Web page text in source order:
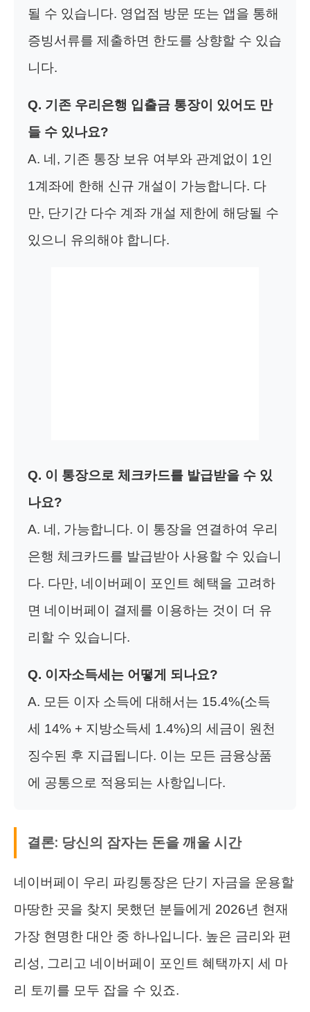
될 수 있습니다. 영업점 방문 또는 앱을 통해
증빙서류를 제출하면 한도를 상향할 수 있습
니다.
Q. 기존 우리은행 입출금 통장이 있어도 만
들 수 있나요?
A. 네, 기존 통장 보유 여부와 관계없이 1인
1계좌에 한해 신규 개설이 가능합니다. 다
만, 단기간 다수 계좌 개설 제한에 해당될 수
있으니 유의해야 합니다.
Q. 이 통장으로 체크카드를 발급받을 수 있
나요?
A. 네, 가능합니다. 이 통장을 연결하여 우리
은행 체크카드를 발급받아 사용할 수 있습니
다. 다만, 네이버페이 포인트 혜택을 고려하
면 네이버페이 결제를 이용하는 것이 더 유
리할 수 있습니다.
Q. 이자소득세는 어떻게 되나요?
A. 모든 이자 소득에 대해서는 15.4%(소득
세 14% + 지방소득세 1.4%)의 세금이 원천
징수된 후 지급됩니다. 이는 모든 금융상품
에 공통으로 적용되는 사항입니다.
결론: 당신의 잠자는 돈을 깨울 시간
네이버페이 우리 파킹통장은 단기 자금을 운용할
마땅한 곳을 찾지 못했던 분들에게 2026년 현재
가장 현명한 대안 중 하나입니다. 높은 금리와 편
리성, 그리고 네이버페이 포인트 혜택까지 세 마
리 토끼를 모두 잡을 수 있죠.